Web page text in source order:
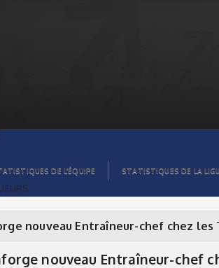
Entraîneur-
de
DE L’ÉQUIPE STATISTIQUES DE LA
nouveau Entraîneur-chef chez les
nouveau Entraîneur-chef